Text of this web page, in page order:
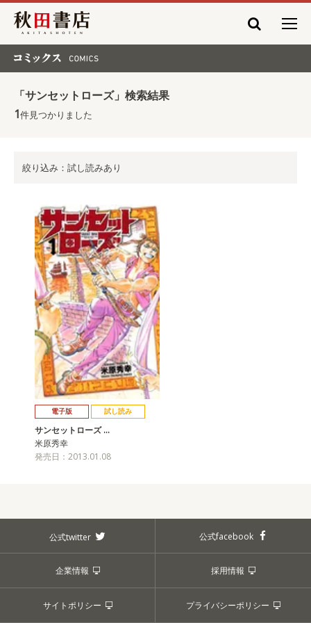
秋田書店
「サンセットローズ」検索結果
1件見つかりました
絞り込み：試し読みあり
電子版 試し読み
サンセットローズ …
米原秀幸
発売日：2013.01.08
公式twitter 公式facebook
企業情報 採用情報
サイトポリシー プライバシーポリシー